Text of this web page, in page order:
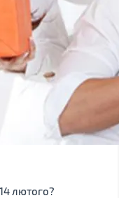
лютого?